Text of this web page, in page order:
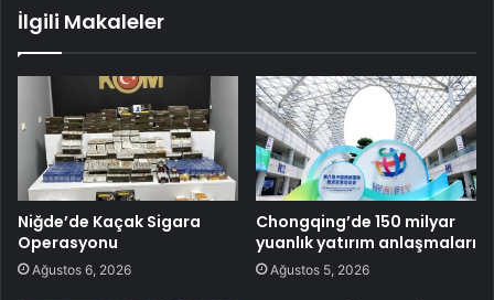
İlgili Makaleler
Niğde’de Kaçak Sigara
Operasyonu
Ağustos 6, 2026
Chongqing’de 150 milyar
yuanlık yatırım anlaşmaları
Ağustos 5, 2026